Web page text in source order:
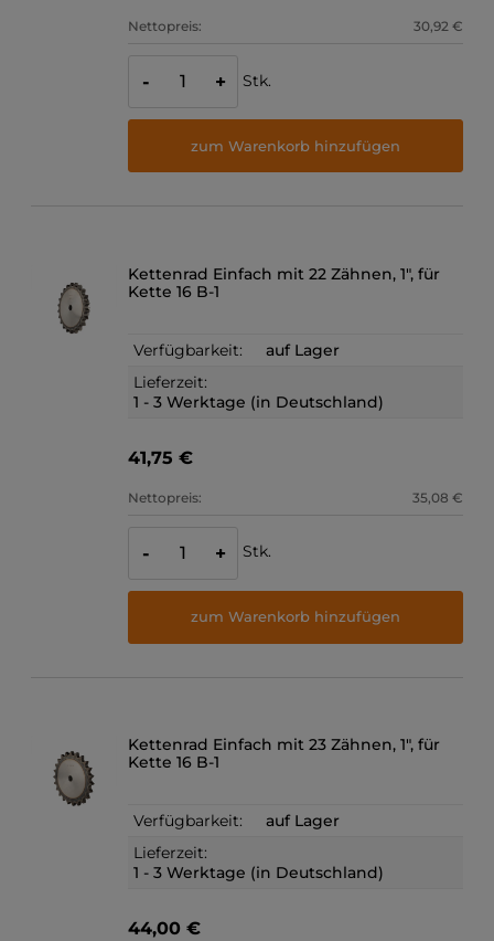
Nettopreis: 30,92 €
- + Stk.
zum Warenkorb hinzufügen
Kettenrad Einfach mit 22 Zähnen, 1", für
Kette 16 B-1
Verfügbarkeit:
auf Lager
Lieferzeit:
1 - 3 Werktage (in Deutschland)
41,75 €
Nettopreis: 35,08 €
- + Stk.
zum Warenkorb hinzufügen
Kettenrad Einfach mit 23 Zähnen, 1", für
Kette 16 B-1
Verfügbarkeit:
auf Lager
Lieferzeit:
1 - 3 Werktage (in Deutschland)
44,00 €